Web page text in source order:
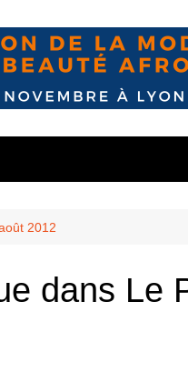
2012
dans Le